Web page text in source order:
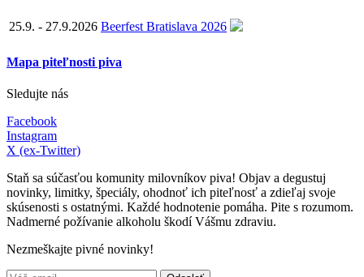
25.9. - 27.9.2026 Beerfest Bratislava 2026
Mapa piteľnosti piva
Sledujte nás
Facebook
Instagram
X (ex-Twitter)
Staň sa súčasťou komunity milovníkov piva! Objav a degustuj
novinky, limitky, špeciály, ohodnoť ich piteľnosť a zdieľaj svoje
skúsenosti s ostatnými. Každé hodnotenie pomáha. Pite s rozumom.
Nadmerné požívanie alkoholu škodí Vášmu zdraviu.
Nezmeškajte pivné novinky!